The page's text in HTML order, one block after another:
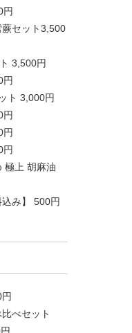
円
セット3,500
3,500円
円
ト 3,000円
円
円
円
極上 胡麻油
み】 500円
べセット